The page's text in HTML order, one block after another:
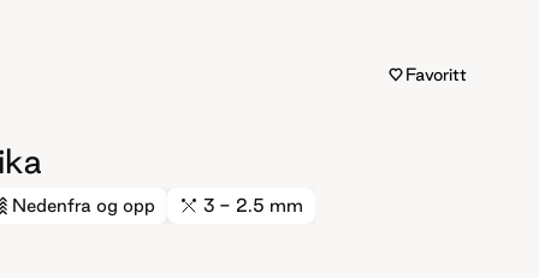
Favoritt
Nedenfra og opp 3 - 2.5 mm